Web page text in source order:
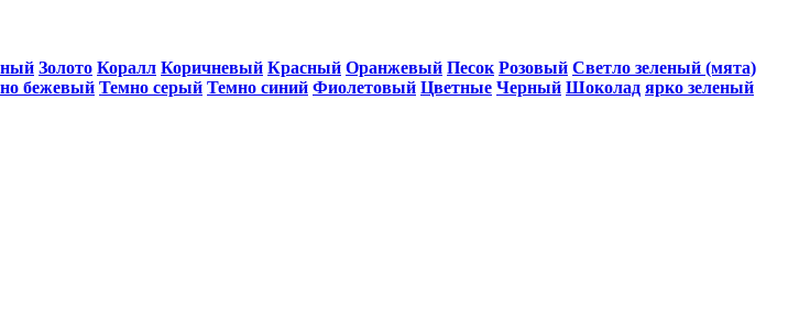
Золото Коралл Коричневый Красный Оранжевый Песок Розовый Светло зеленый (мята)
бежевый Темно серый Темно синий Фиолетовый Цветные Черный Шоколад ярко зеленый